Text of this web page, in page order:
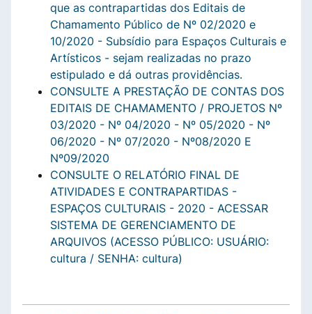
que as contrapartidas dos Editais de
Chamamento Público de Nº 02/2020 e
10/2020 - Subsídio para Espaços Culturais e
Artísticos - sejam realizadas no prazo
estipulado e dá outras providências.
CONSULTE A PRESTAÇÃO DE CONTAS DOS
EDITAIS DE CHAMAMENTO / PROJETOS Nº
03/2020 - Nº 04/2020 - Nº 05/2020 - Nº
06/2020 - Nº 07/2020 - Nº08/2020 E
Nº09/2020
CONSULTE O RELATÓRIO FINAL DE
ATIVIDADES E CONTRAPARTIDAS -
ESPAÇOS CULTURAIS - 2020 - ACESSAR
SISTEMA DE GERENCIAMENTO DE
ARQUIVOS (ACESSO PÚBLICO: USUÁRIO:
cultura / SENHA: cultura)